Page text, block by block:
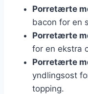
Porretærte
bacon for en
Porretærte
for en ekstra
Porretærte
yndlingsost
topping.